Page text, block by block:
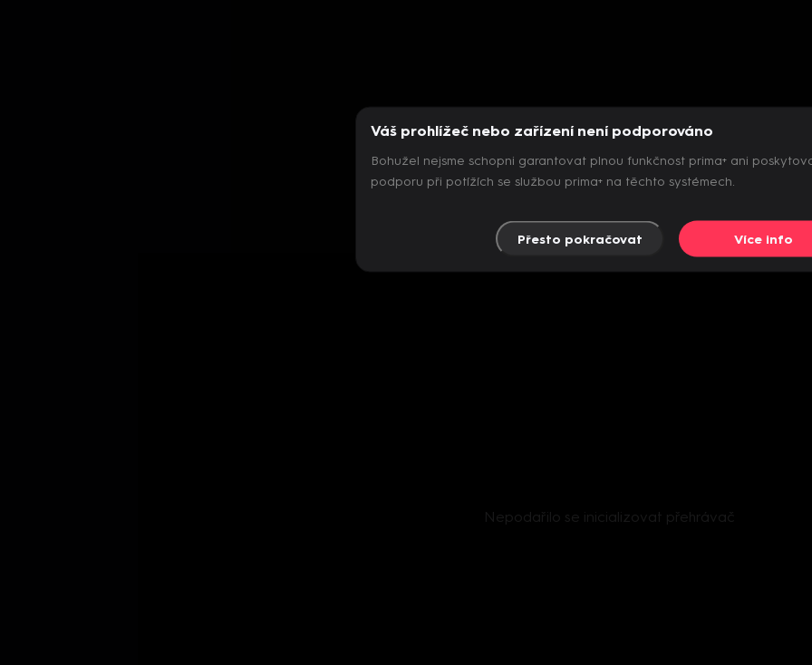
Nepodařilo se inicializovat přehrávač
Váš prohlížeč nebo zařízení není podporováno
Bohužel nejsme schopni garantovat plnou funkčnost prima+ ani
podporu při potížích se službou prima+ na těchto systémech.
Přesto pokračovat Více info